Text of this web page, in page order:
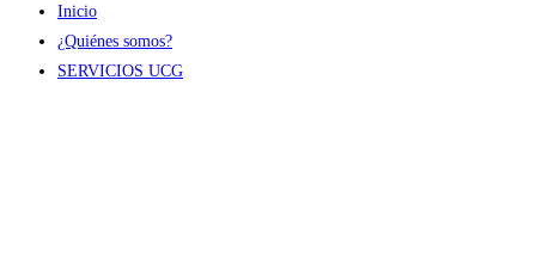
Inicio
¿Quiénes somos?
SERVICIOS UCG